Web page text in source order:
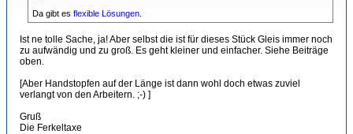
Da gibt es flexible Lösungen
Ist ne tolle Sache, ja! Aber selbst die ist für dieses Stück Gleis immer noch
zu aufwändig und zu groß. Es geht kleiner und einfacher. Siehe Beiträge
oben.
[Aber Handstopfen auf der Länge ist dann wohl doch etwas zuviel
verlangt von den Arbeitern. ;-) ]
Gruß
Die Ferkeltaxe